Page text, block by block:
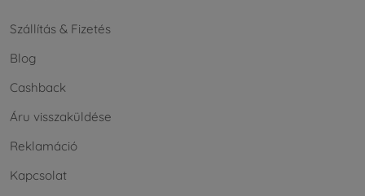
Szállítás & Fizetés
Blog
Cashback
Áru visszaküldése
Reklamáció
Kapcsolat